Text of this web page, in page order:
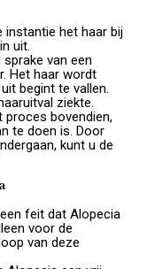
instantie het haar bij
uit.
van een
Het haar wordt
begint te vallen.
ziekte.
proces bovendien,
te doen is. Door
kunt u de
feit dat Alopecia
voor de
van deze